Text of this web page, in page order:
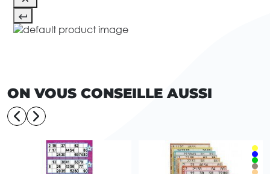
ON VOUS CONSEILLE AUSSI